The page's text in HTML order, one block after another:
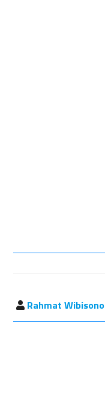
Rahmat Wibisono